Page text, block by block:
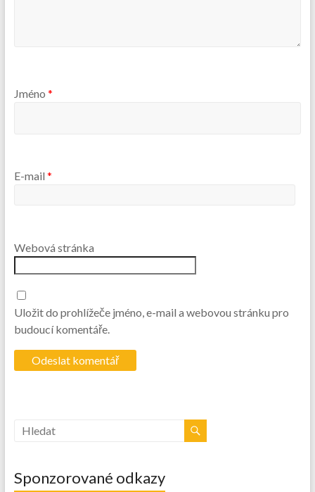
Jméno *
E-mail *
Webová stránka
Uložit do prohlížeče jméno, e-mail a webovou stránku pro
budoucí komentáře.
Sponzorované odkazy